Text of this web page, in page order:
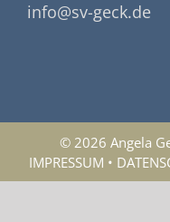
info@sv-geck.de
© 2026 Angela
IMPRESSUM •